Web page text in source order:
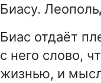
Биасу.
Биас отдаёт
с него слово,
жизнью, и